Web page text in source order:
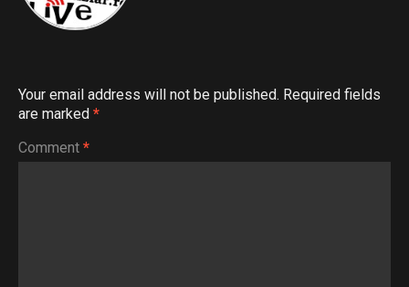
Your email address will not be published. Required fields
are marked *
Comment *